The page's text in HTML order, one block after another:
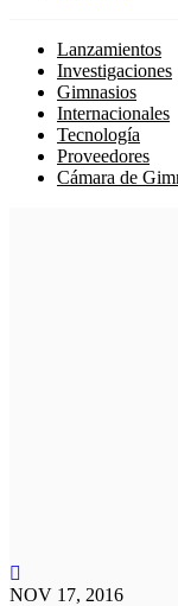
Lanzamientos
Investigaciones
Gimnasios
Internacionales
Tecnología
Proveedores
Cámara de
NOV 17, 2016